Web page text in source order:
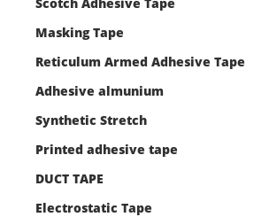
Masking Tape
Reticulum Armed Adhesive Tape
Adhesive almunium
Synthetic Stretch
Printed adhesive tape
DUCT TAPE
Electrostatic Tape